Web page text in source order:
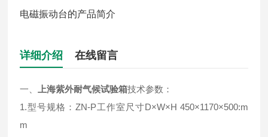
电磁振动台的产品简介
详细介绍 在线留言
一、 上海紫外耐气候试验箱技术参数：
1.型号规格：ZN-P工作室尺寸D×W×H 450×1170×500:m
m